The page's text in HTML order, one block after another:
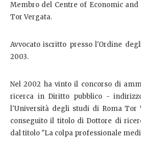
Membro del Centre of Economic
Tor Vergata.
Avvocato iscritto presso l'Ordine
2003.
Nel 2002 ha vinto il concorso di
ricerca in Diritto pubblico -
l'Università degli studi di Roma Tor
conseguito il titolo di Dottore di
dal titolo "La colpa professionale